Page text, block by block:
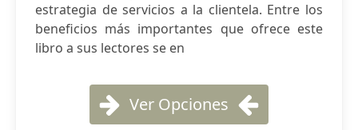
estrategia de servicios a la clientela. Entre los
beneficios más importantes que ofrece este
libro a sus lectores se en
Ver Opciones